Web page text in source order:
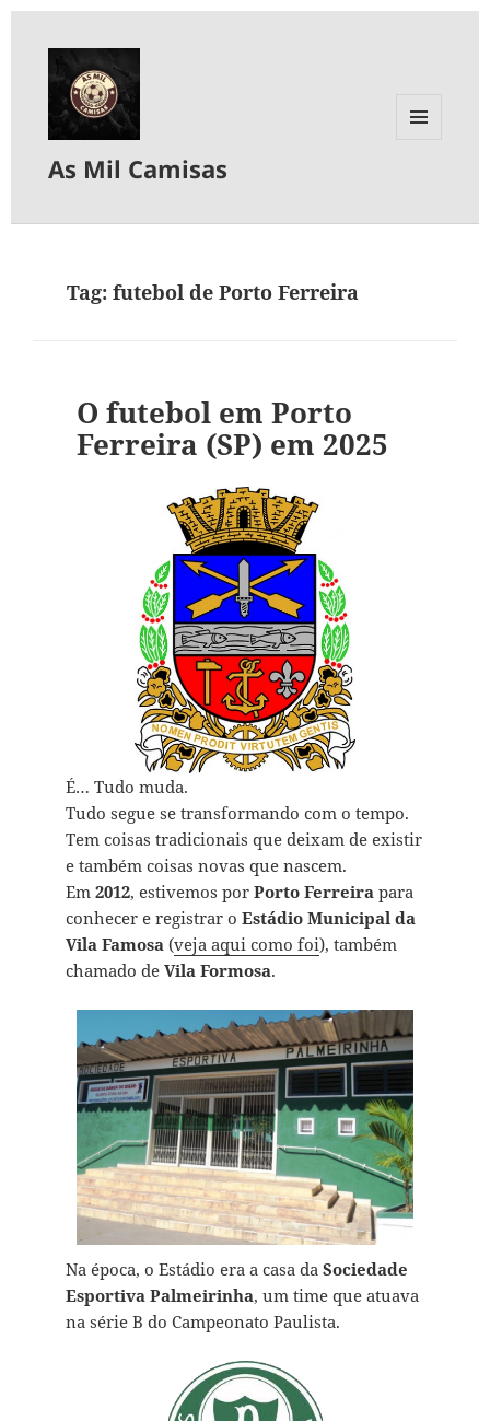
As Mil Camisas
Tag:futebol de Porto Ferreira
O futebol em Porto
Ferreira (SP) em 2025
É… Tudo muda.
Tudo segue se transformando com o tempo.
Tem coisas tradicionais que deixam de existir
e também coisas novas que nascem.
Em 2012, estivemos por Porto Ferreirapara
conhecer e registrar o Estádio Municipal da
Vila Famosa(veja aqui como foi), também
chamado de Vila Formosa.
Na época, o Estádio era a casa da Sociedade
Esportiva Palmeirinha, um time que atuava
na série B do Campeonato Paulista.